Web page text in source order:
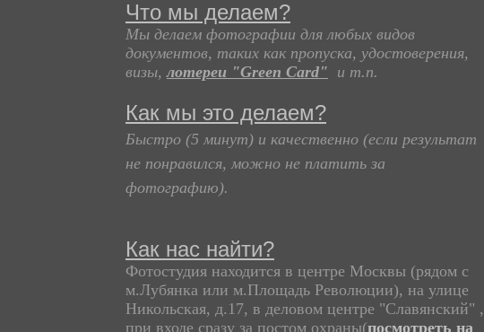
Что мы делаем?
Мы делаем фотографии для любых видов
документов, таких как пропуска, удостоверения,
визы,лотереи "Green Card" и т.п.
Как мы это делаем?
Быстро (5 минут) и качественно (если результат
не понравился, можно не платить за
фотографию).
Как нас найти?
Фотостудия находится в центре Москвы (рядом с
м.Лубянка или м.Площадь Революции), на улице
Никольская, д.17, в деловом центре "Славянский" ,
при входе сразу за постом охраны(посмотреть на